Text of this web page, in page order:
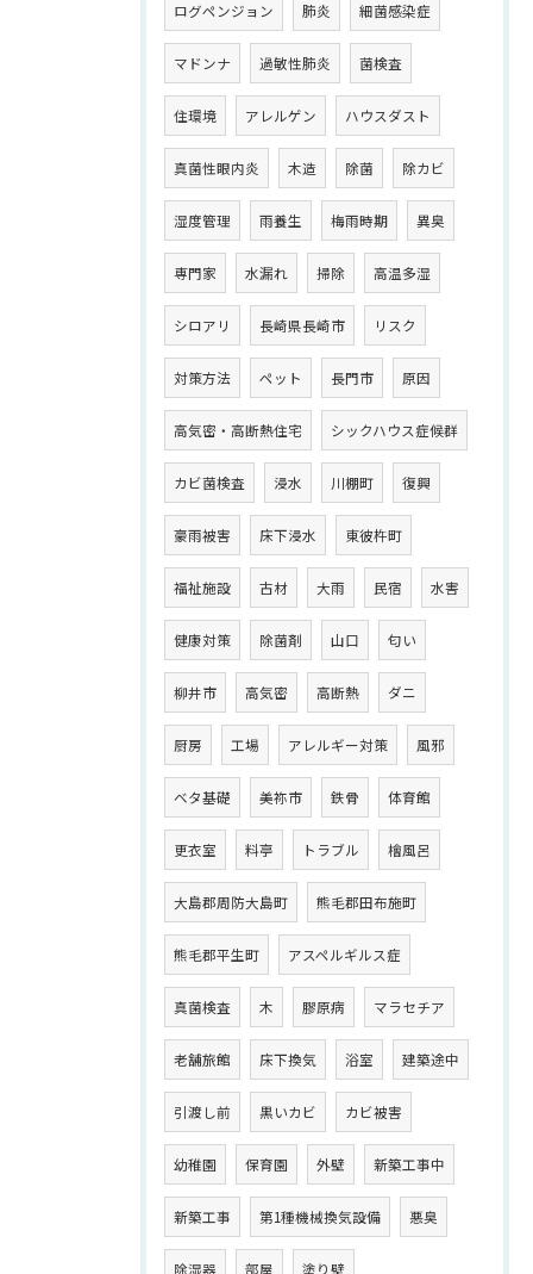
ログペンジョン 肺炎 細菌感染症
マドンナ 過敏性肺炎 菌検査
住環境 アレルゲン ハウスダスト
真菌性眼内炎 木造 除菌 除カビ
湿度管理 雨養生 梅雨時期 異臭
専門家 水漏れ 掃除 高温多湿
シロアリ 長崎県長崎市 リスク
対策方法 ペット 長門市 原因
高気密・高断熱住宅 シックハウス症候群
カビ菌検査 浸水 川棚町 復興
豪雨被害 床下浸水 東彼杵町
福祉施設 古材 大雨 民宿 水害
健康対策 除菌剤 山口 匂い
柳井市 高気密 高断熱 ダニ
厨房 工場 アレルギー対策 風邪
ベタ基礎 美祢市 鉄骨 体育館
更衣室 料亭 トラブル 檜風呂
大島郡周防大島町 熊毛郡田布施町
熊毛郡平生町 アスペルギルス症
真菌検査 木 膠原病 マラセチア
老舗旅館 床下換気 浴室 建築途中
引渡し前 黒いカビ カビ被害
幼稚園 保育園 外壁 新築工事中
新築工事 第1種機械換気設備 悪臭
除湿器 部屋 塗り壁